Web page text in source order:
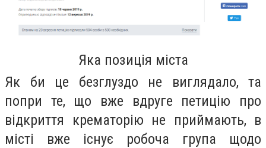
Яка позиція міста
Як би це безглуздо не виглядало, та
попри те, що вже вдруге петицію про
відкриття крематорію не приймають, в
місті вже існує робоча група щодо